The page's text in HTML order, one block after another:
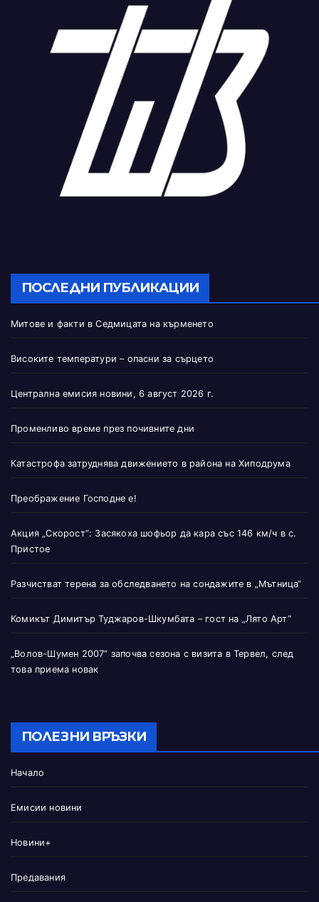
ПОСЛЕДНИ ПУБЛИКАЦИИ
Митове и факти в Седмицата на кърменето
Високите температури – опасни за сърцето
Централна емисия новини, 6 август 2026 г.
Променливо време през почивните дни
Катастрофа затруднява движението в района на Хиподрума
Преображение Господне е!
Акция „Скорост“: Засякоха шофьор да кара със 146 км/ч в с.
Пристое
Разчистват терена за обследването на сондажите в „Мътница“
Комикът Димитър Туджаров-Шкумбата – гост на „Лято Арт“
„Волов-Шумен 2007“ започва сезона с визита в Тервел, след
това приема новак
ПОЛЕЗНИ ВРЪЗКИ
Начало
Емисии новини
Новини+
Предавания